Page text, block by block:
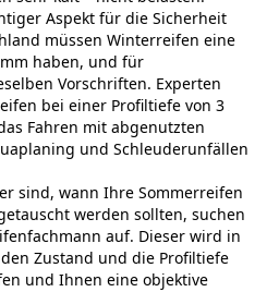
Aspekt für die Sicherheit
müssen Winterreifen eine
haben, und für
Vorschriften. Experten
bei einer Profiltiefe von 3
Fahren mit abgenutzten
und Schleuderunfällen
sind, wann Ihre Sommerreifen
werden sollten, suchen
auf. Dieser wird in
Zustand und die Profiltiefe
und Ihnen eine objektive